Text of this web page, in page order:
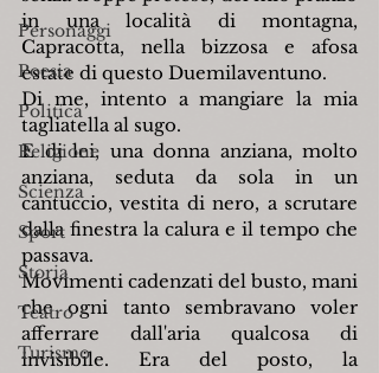
Personaggi
Poesia
Politica
Religione
Scienza
Sport
Storia
Teatro
Turismo
in una località di montagna,
Capracotta, nella bizzosa e afosa
estate di questo Duemilaventuno.
Di me, intento a mangiare la mia
tagliatella al sugo.
E di lei, una donna anziana, molto
anziana, seduta da sola in un
cantuccio, vestita di nero, a scrutare
dalla finestra la calura e il tempo che
passava.
Movimenti cadenzati del busto, mani
che ogni tanto sembravano voler
afferrare dall'aria qualcosa di
invisibile. Era del posto, la